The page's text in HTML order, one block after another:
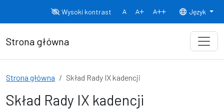
Wysoki kontrast
Normalny rozmiar czcionki
Rozmiar czcionki 150% Rozmiar
Język
Strona główna
Strona główna Skład Rady IX kadencji
Skład Rady IX kadencji